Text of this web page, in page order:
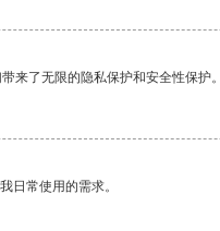
来了无限的隐私保护和安全性保护。
日常使用的需求。